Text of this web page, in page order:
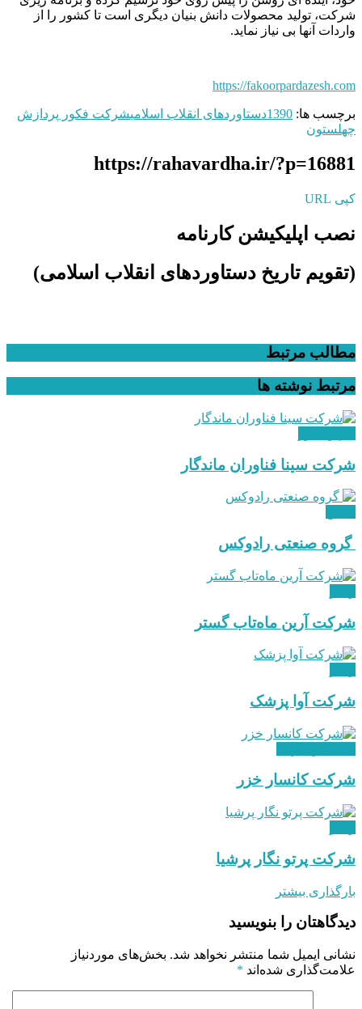
شرکت، تولید محصولات دانش بنیان دیگری است تا کشور را از
واردات آنها بی نیاز نماید.
https://fakoorpardazesh.com
برچسب ها: 1390دستاوردهای انقلاب اسلامیشرکت فکور پردازش
چهلستون
https://rahavardha.ir/?p=16881
کپی URL
نصب اپلیکیشن کارنامه
(تقویم تاریخ دستاوردهای انقلاب اسلامی​)
مطالب مرتبط
مرتبط نوشته ها
شرکت سینا فناوران ماندگار
گروه صنعتی رادوکس
شرکت آرین ماه‌تاب گستر
شرکت آوا پزشک
شرکت کانسار خزر
شرکت پرتو نگار پرشیا
بارگذاری بیشتر
دیدگاهتان را بنویسید
نشانی ایمیل شما منتشر نخواهد شد. بخش‌های موردنیاز
علامت‌گذاری شده‌اند *